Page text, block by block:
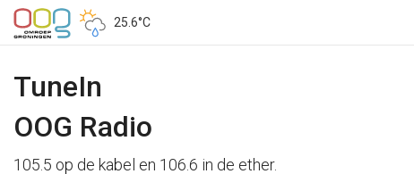
25.6°C
TuneIn
OOG Radio
105.5 op de kabel en 106.6 in de ether.